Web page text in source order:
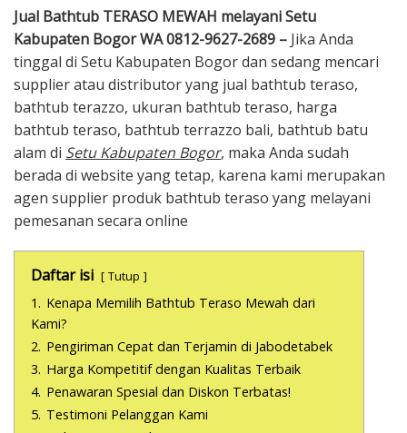
Jual Bathtub TERASO MEWAH melayani Setu
Kabupaten Bogor WA 0812-9627-2689 – Jika Anda
tinggal di Setu Kabupaten Bogor dan sedang mencari
supplier atau distributor yang jual bathtub teraso,
bathtub terazzo, ukuran bathtub teraso, harga
bathtub teraso, bathtub terrazzo bali, bathtub batu
alam di Setu Kabupaten Bogor, maka Anda sudah
berada di website yang tetap, karena kami merupakan
agen supplier produk bathtub teraso yang melayani
pemesanan secara online
Daftar isi Tutup
1. Kenapa Memilih Bathtub Teraso Mewah dari
Kami?
2. Pengiriman Cepat dan Terjamin di Jabodetabek
3. Harga Kompetitif dengan Kualitas Terbaik
4. Penawaran Spesial dan Diskon Terbatas!
5. Testimoni Pelanggan Kami